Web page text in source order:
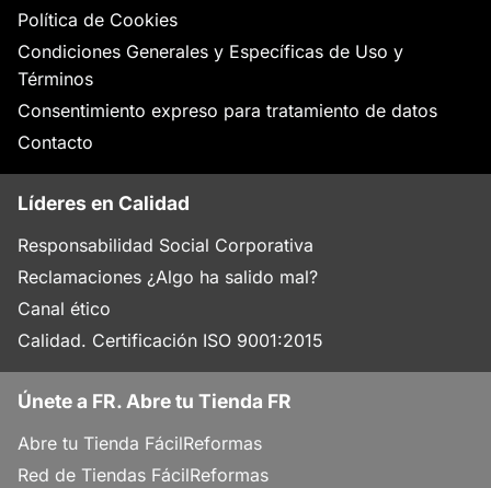
Política de Cookies
Condiciones Generales y Específicas de Uso y
Términos
Consentimiento expreso para tratamiento de datos
Contacto
Líderes en Calidad
Responsabilidad Social Corporativa
Reclamaciones ¿Algo ha salido mal?
Canal ético
Calidad. Certificación ISO 9001:2015
Únete a FR. Abre tu Tienda FR
Abre tu Tienda FácilReformas
Red de Tiendas FácilReformas